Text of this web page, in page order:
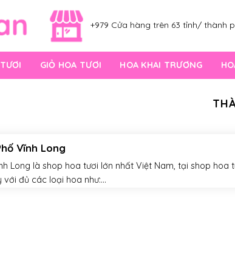
+979 Cửa hàng trên 63 tỉnh/ thành
GIỎ HOA TƯƠI HOA KHAI TRƯƠNG
Vĩnh Long
Long là shop hoa tươi lớn nhất Việt Nam, tại shop
đủ các loại hoa như:...